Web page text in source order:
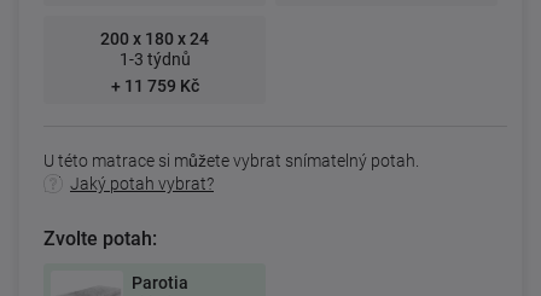
200 x 180 x 24
1-3 týdnů
+ 11 759 Kč
U této matrace si můžete vybrat snímatelný potah.
Jaký potah vybrat?
Zvolte potah:
Parotia